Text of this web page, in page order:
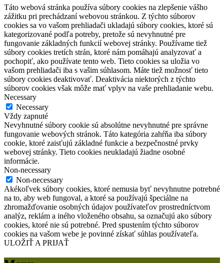
Táto webová stránka používa súbory cookies na zlepšenie vášho
zážitku pri prechádzaní webovou stránkou. Z týchto súborov
cookies sa vo vašom prehliadači ukladajú súbory cookies, ktoré sú
kategorizované podľa potreby, pretože sú nevyhnutné pre
fungovanie základných funkcií webovej stránky. Používame tiež
súbory cookies tretích strán, ktoré nám pomáhajú analyzovať a
pochopiť, ako používate tento web. Tieto cookies sa uložia vo
vašom prehliadači iba s vašim súhlasom. Máte tiež možnosť tieto
súbory cookies deaktivovať. Deaktivácia niektorých z týchto
súborov cookies však môže mať vplyv na vaše prehliadanie webu.
Necessary
Necessary
Vždy zapnuté
Nevyhnutné súbory cookie sú absolútne nevyhnutné pre správne
fungovanie webových stránok. Táto kategória zahŕňa iba súbory
cookie, ktoré zaisťujú základné funkcie a bezpečnostné prvky
webovej stránky. Tieto cookies neukladajú žiadne osobné
informácie.
Non-necessary
Non-necessary
Akékoľvek súbory cookies, ktoré nemusia byť nevyhnutne potrebné
na to, aby web fungoval, a ktoré sa používajú špeciálne na
zhromažďovanie osobných údajov používateľov prostredníctvom
analýz, reklám a iného vloženého obsahu, sa označujú ako súbory
cookies, ktoré nie sú potrebné. Pred spustením týchto súborov
cookies na vašom webe je povinné získať súhlas používateľa.
ULOŽIŤ A PRIJAŤ